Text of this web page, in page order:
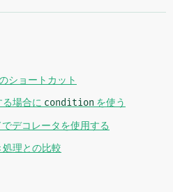
ショートカット
場合に condition を使う
デコレータを使用する
処理との比較